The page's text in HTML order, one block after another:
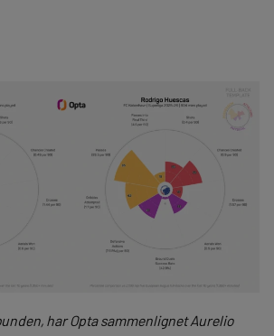
har Opta sammenlignet Aurelio